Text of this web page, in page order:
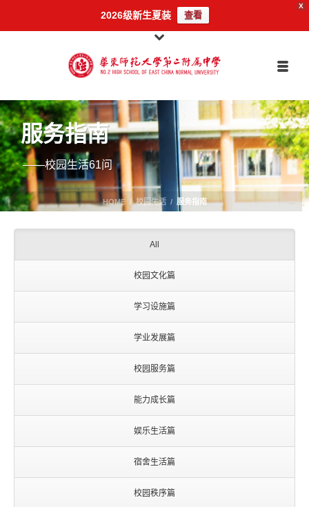
X
2026级新生夏装 查看
服务指南
——校园生活61问
HOME / 校园生活 / 服务指南
All
校园文化篇
学习设施篇
学业发展篇
校园服务篇
能力成长篇
娱乐生活篇
宿舍生活篇
校园秩序篇